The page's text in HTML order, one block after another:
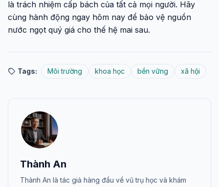
là trách nhiệm cấp bách của tất cả mọi người. Hãy
cùng hành động ngay hôm nay để bảo vệ nguồn
nước ngọt quý giá cho thế hệ mai sau.
Tags: Môi trường khoa học bền vững xã hội
Thành An
Thành An là tác giả hàng đầu về vũ trụ học và khám